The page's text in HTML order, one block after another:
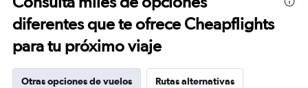
diferentes que te ofrece Cheapflights
para tu próximo viaje
Otras opciones de vuelos Rutas alternativas